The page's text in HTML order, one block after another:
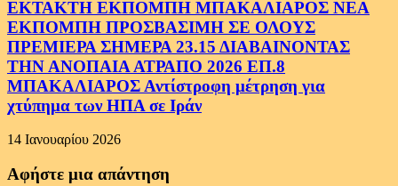
ΕΚΤΑΚΤΗ ΕΚΠΟΜΠΗ ΜΠΑΚΑΛΙΑΡΟΣ ΝΕΑ
ΕΚΠΟΜΠΗ ΠΡΟΣΒΑΣΙΜΗ ΣΕ ΟΛΟΥΣ
ΠΡΕΜΙΕΡΑ ΣΗΜΕΡΑ 23.15 ΔΙΑΒΑΙΝΟΝΤΑΣ
ΤΗΝ ΑΝΟΠΑΙΑ ΑΤΡΑΠΟ 2026 ΕΠ.8
ΜΠΑΚΑΛΙΑΡΟΣ Αντίστροφη μέτρηση για
χτύπημα των ΗΠΑ σε Ιράν
14 Ιανουαρίου 2026
Αφήστε μια απάντηση